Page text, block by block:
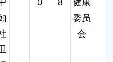
0
8
健康
委员
会